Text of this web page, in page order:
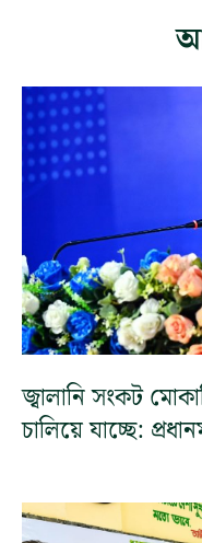
জ্বালানি সংকট
চালিয়ে যাচ্ছে: